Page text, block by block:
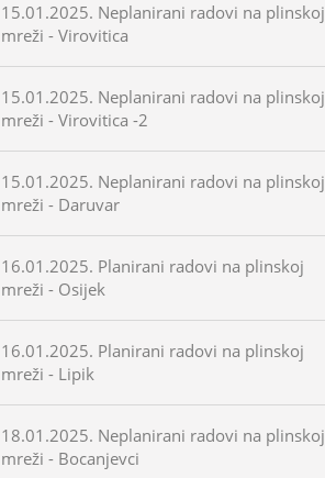
15.01.2025. Neplanirani radovi na plinskoj
mreži - Virovitica
15.01.2025. Neplanirani radovi na plinskoj
mreži - Virovitica -2
15.01.2025. Neplanirani radovi na plinskoj
mreži - Daruvar
16.01.2025. Planirani radovi na plinskoj
mreži - Osijek
16.01.2025. Planirani radovi na plinskoj
mreži - Lipik
18.01.2025. Neplanirani radovi na plinskoj
mreži - Bocanjevci